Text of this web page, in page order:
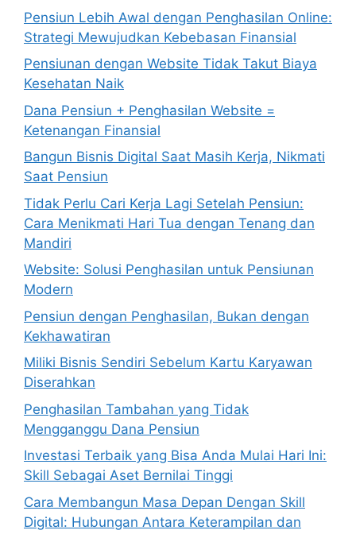
Pensiun Lebih Awal dengan Penghasilan Online:
Strategi Mewujudkan Kebebasan Finansial
Pensiunan dengan Website Tidak Takut Biaya
Kesehatan Naik
Dana Pensiun + Penghasilan Website =
Ketenangan Finansial
Bangun Bisnis Digital Saat Masih Kerja, Nikmati
Saat Pensiun
Tidak Perlu Cari Kerja Lagi Setelah Pensiun:
Cara Menikmati Hari Tua dengan Tenang dan
Mandiri
Website: Solusi Penghasilan untuk Pensiunan
Modern
Pensiun dengan Penghasilan, Bukan dengan
Kekhawatiran
Miliki Bisnis Sendiri Sebelum Kartu Karyawan
Diserahkan
Penghasilan Tambahan yang Tidak
Mengganggu Dana Pensiun
Investasi Terbaik yang Bisa Anda Mulai Hari Ini:
Skill Sebagai Aset Bernilai Tinggi
Cara Membangun Masa Depan Dengan Skill
Digital: Hubungan Antara Keterampilan dan